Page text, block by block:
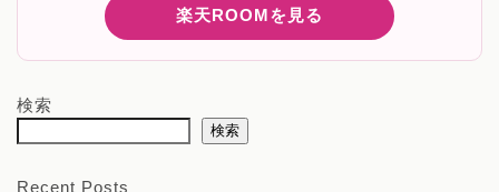
楽天ROOMを見る
検索
検索
Recent Posts